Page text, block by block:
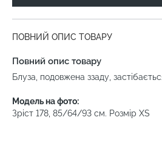
ПОВНИЙ ОПИС ТОВАРУ
Повний опис товару
Блуза, подовжена ззаду,
Модель на фото:
Зріст 178, 85/64/93 см. Розмір XS